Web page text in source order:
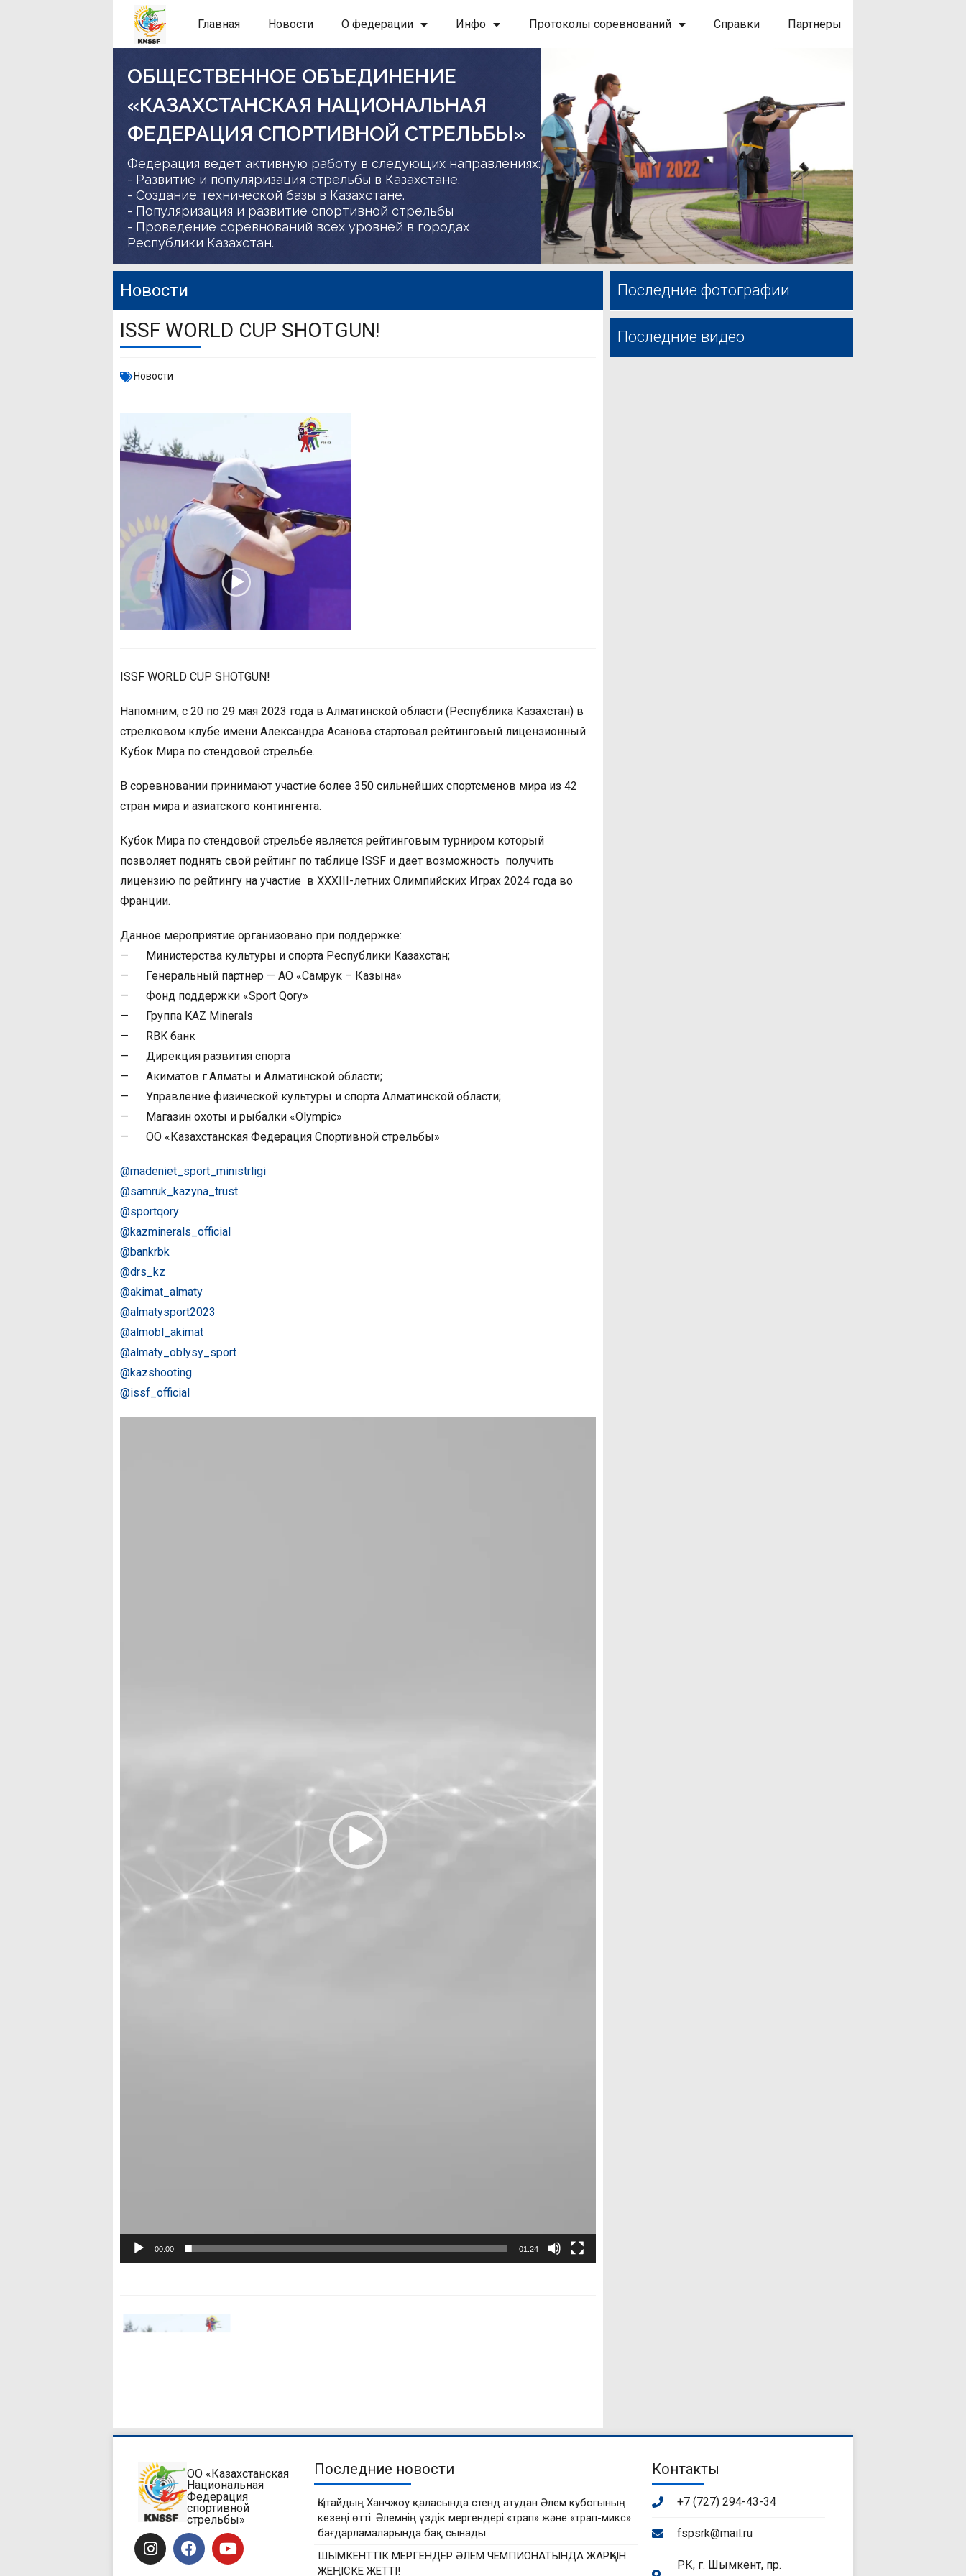
Главная Новости О федерации Инфо Протоколы соревнований Справки Партнеры
ОБЩЕСТВЕННОЕ ОБЪЕДИНЕНИЕ
«КАЗАХСТАНСКАЯ НАЦИОНАЛЬНАЯ
ФЕДЕРАЦИЯ СПОРТИВНОЙ СТРЕЛЬБЫ»
Федерация ведет активную работу в следующих направлениях:
- Развитие и популяризация стрельбы в Казахстане.
- Создание технической базы в Казахстане.
- Популяризация и развитие спортивной стрельбы
- Проведение соревнований всех уровней в городах
Республики Казахстан.
Новости
ISSF WORLD CUP SHOTGUN!
Новости
ISSF WORLD CUP SHOTGUN!
Напомним, с 20 по 29 мая 2023 года в Алматинской области (Республика Казахстан) в
стрелковом клубе имени Александра Асанова стартовал рейтинговый лицензионный
Кубок Мира по стендовой стрельбе.
В соревновании принимают участие более 350 сильнейших спортсменов мира из 42
стран мира и азиатского контингента.
Кубок Мира по стендовой стрельбе является рейтинговым турниром который
позволяет поднять свой рейтинг по таблице ISSF и дает возможность получить
лицензию по рейтингу на участие в XXXIII-летних Олимпийских Играх 2024 года во
Франции.
Данное мероприятие организовано при поддержке:
— Министерства культуры и спорта Республики Казахстан;
— Генеральный партнер — АО «Самрук – Казына»
— Фонд поддержки «Sport Qory»
— Группа KAZ Minerals
— RBK банк
— Дирекция развития спорта
— Акиматов г.Алматы и Алматинской области;
— Управление физической культуры и спорта Алматинской области;
— Магазин охоты и рыбалки «Olympic»
— ОО «Казахстанская Федерация Спортивной стрельбы»
@madeniet_sport_ministrligi
@samruk_kazyna_trust
@sportqory
@kazminerals_official
@bankrbk
@drs_kz
@akimat_almaty
@almatysport2023
@almobl_akimat
@almaty_oblysy_sport
@kazshooting
@issf_official
00:00 01:24
Последние фотографии
Последние видео
ОО «Казахстанская
Национальная
Федерация
спортивной
стрельбы»
Последние новости
Қытайдың Ханчжоу қаласында стенд атудан Әлем кубогының
кезеңі өтті. Әлемнің үздік мергендері «трап» және «трап-микс»
бағдарламаларында бақ сынады.
ШЫМКЕНТТІК МЕРГЕНДЕР ӘЛЕМ ЧЕМПИОНАТЫНДА ЖАРҚЫН
ЖЕҢІСКЕ ЖЕТТІ!
Контакты
+7 (727) 294-43-34
fspsrk@mail.ru
РК, г. Шымкент, пр.